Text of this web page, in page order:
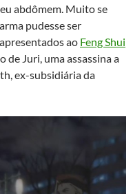
abdômem. Muito se
pudesse ser
ao Feng Shui
Juri, uma assassina a
ex-subsidiária da